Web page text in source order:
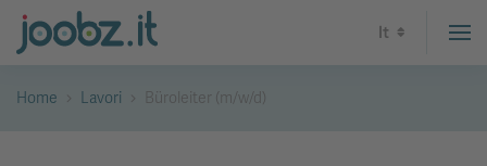
It
Home Lavori Büroleiter (m/w/d)